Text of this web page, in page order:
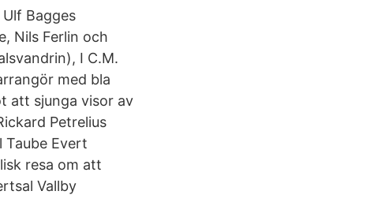
Bagges
Nils Ferlin och
I C.M.
med bla
att sjunga visor av
Petrelius
Evert
resa om att
Vallby